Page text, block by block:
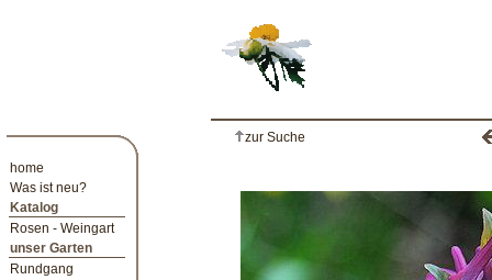
home
Was ist neu?
Katalog
Rosen - Weingart
unser Garten
Rundgang
zur Suche